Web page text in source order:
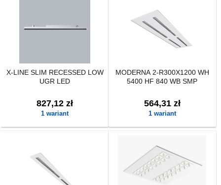
X-LINE SLIM RECESSED LOW
UGR LED
827,12 zł
1 wariant
MODERNA 2-R300X1200 WH
5400 HF 840 WB SMP
564,31 zł
1 wariant